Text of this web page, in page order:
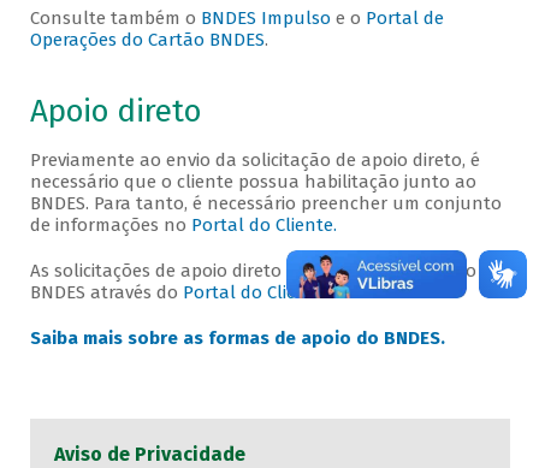
Consulte também o BNDES Impulso e o Portal de
Operações do Cartão BNDES.
Apoio direto
Previamente ao envio da solicitação de apoio direto, é
necessário que o cliente possua habilitação junto ao
BNDES. Para tanto, é necessário preencher um conjunto
de informações no Portal do Cliente.
As solicitações de apoio direto devem ser enviadas ao
BNDES através do Portal do Cliente.
Saiba mais sobre as formas de apoio do BNDES.
Aviso de Privacidade